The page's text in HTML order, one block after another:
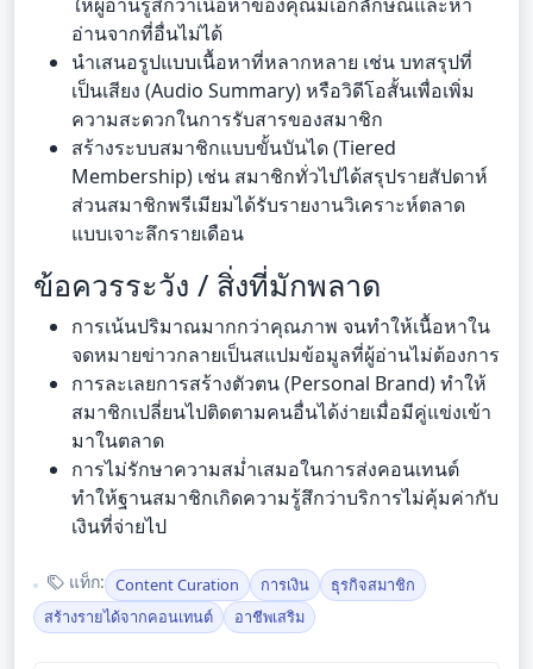
อ่านจากที่อื่นไม่ได้
นำเสนอรูปแบบเนื้อหาที่หลากหลาย เช่น บทสรุปที่
เป็นเสียง (Audio Summary) หรือวิดีโอสั้นเพื่อเพิ่ม
ความสะดวกในการรับสารของสมาชิก
สร้างระบบสมาชิกแบบขั้นบันได (Tiered
Membership) เช่น สมาชิกทั่วไปได้สรุปรายสัปดาห์
ส่วนสมาชิกพรีเมียมได้รับรายงานวิเคราะห์ตลาด
แบบเจาะลึกรายเดือน
ข้อควรระวัง / สิ่งที่มักพลาด
การเน้นปริมาณมากกว่าคุณภาพ จนทำให้เนื้อหาใน
จดหมายข่าวกลายเป็นสแปมข้อมูลที่ผู้อ่านไม่ต้องการ
การละเลยการสร้างตัวตน (Personal Brand) ทำให้
สมาชิกเปลี่ยนไปติดตามคนอื่นได้ง่ายเมื่อมีคู่แข่งเข้า
มาในตลาด
การไม่รักษาความสม่ำเสมอในการส่งคอนเทนต์
ทำให้ฐานสมาชิกเกิดความรู้สึกว่าบริการไม่คุ้มค่ากับ
เงินที่จ่ายไป
แท็ก: Content Curation การเงิน
ธุรกิจสมาชิก
สร้างรายได้จากคอนเทนต์
อาชีพเสริม